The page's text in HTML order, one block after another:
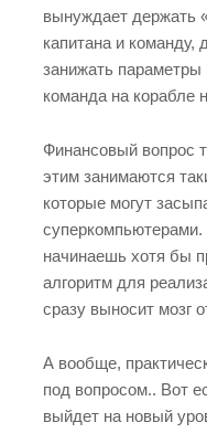
вынуждает держать
капитана и команду,
занижать параметры
команда на корабле
Финансовый вопрос
этим занимаются
которые могут
суперкомпьютерами.
начинаешь хотя бы
алгоритм для
сразу выносит мозг
А вообще,
под вопросом.. Вот
выйдет на новый